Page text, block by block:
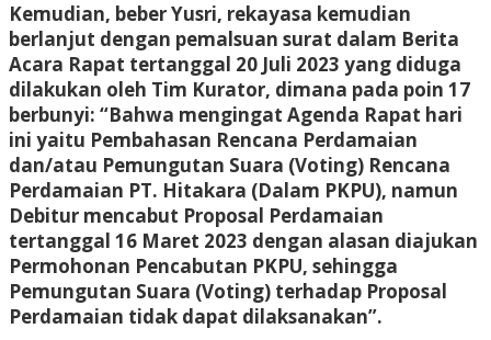
Kemudian, beber Yusri, rekayasa kemudian
berlanjut dengan pemalsuan surat dalam Berita
Acara Rapat tertanggal 20 Juli 2023 yang diduga
dilakukan oleh Tim Kurator, dimana pada poin 17
berbunyi: “Bahwa mengingat Agenda Rapat hari
ini yaitu Pembahasan Rencana Perdamaian
dan/atau Pemungutan Suara (Voting) Rencana
Perdamaian PT. Hitakara (Dalam PKPU), namun
Debitur mencabut Proposal Perdamaian
tertanggal 16 Maret 2023 dengan alasan diajukan
Permohonan Pencabutan PKPU, sehingga
Pemungutan Suara (Voting) terhadap Proposal
Perdamaian tidak dapat dilaksanakan”.